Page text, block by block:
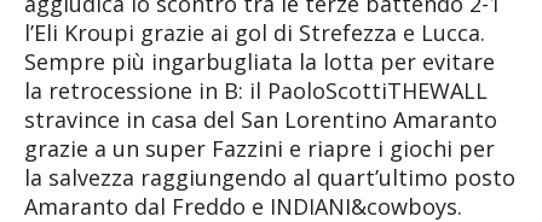
l’Eli Kroupi grazie ai gol di Strefezza e Lucca.
Sempre più ingarbugliata la lotta per evitare
la retrocessione in B: il PaoloScottiTHEWALL
stravince in casa del San Lorentino Amaranto
grazie a un super Fazzini e riapre i giochi per
la salvezza raggiungendo al quart’ultimo posto
Amaranto dal Freddo e INDIANI&cowboys.